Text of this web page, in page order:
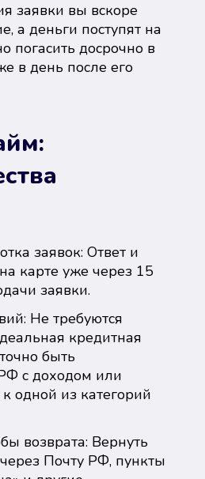
заявки вы вскоре
а деньги поступят на
погасить досрочно в
в день после его
заявок: Ответ и
карте уже через 15
заявки.
Не требуются
кредитная
быть
с доходом или
одной из категорий
возврата: Вернуть
Почту РФ, пункты